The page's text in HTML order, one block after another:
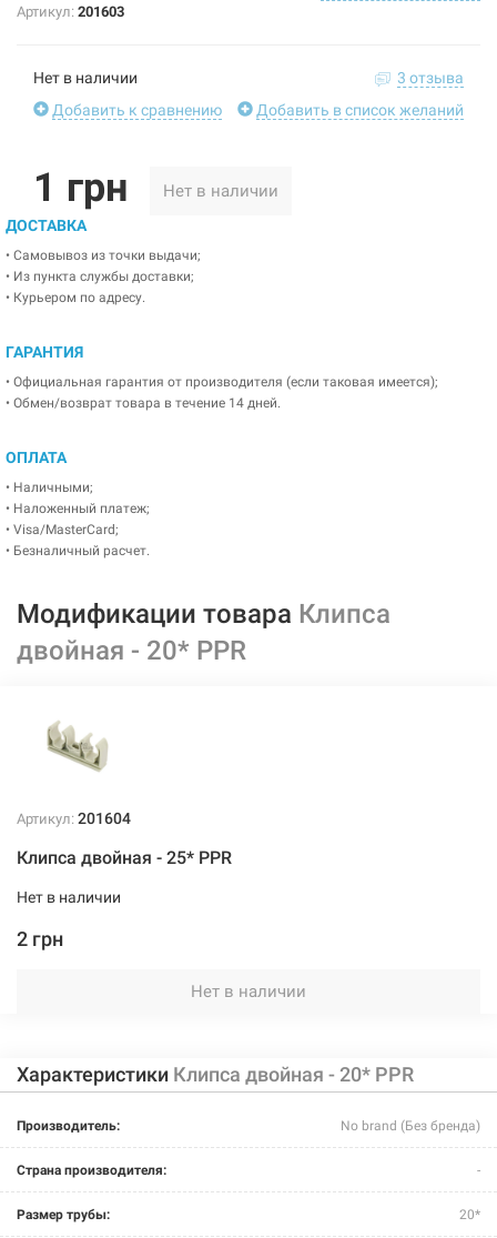
Артикул: 201603
Нет в наличии
3 отзыва
Добавить к сравнению
Добавить в список желаний
1 грн Нет в наличии
ДОСТАВКА
• Самовывоз из точки выдачи;
• Из пункта службы доставки;
• Курьером по адресу.
ГАРАНТИЯ
• Официальная гарантия от производителя (если таковая имеется);
• Обмен/возврат товара в течение 14 дней.
ОПЛАТА
• Наличными;
• Наложенный платеж;
• Visa/MasterCard;
• Безналичный расчет.
Модификации товара Клипса
двойная - 20* PPR
Артикул: 201604
Клипса двойная - 25* PPR
Нет в наличии
2 грн
Нет в наличии
Характеристики Клипса двойная - 20* PPR
Производитель: No brand (Без бренда)
Страна производителя: -
Размер трубы: 20*